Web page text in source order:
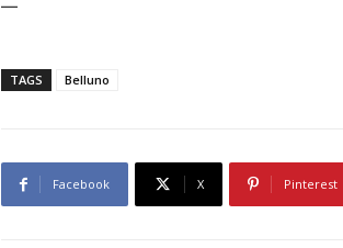
—
TAGS Belluno
Facebook X Pinterest